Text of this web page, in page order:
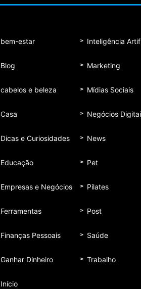
bem-estar
Blog
cabelos e beleza
Casa
Dicas e Curiosidades
Educação
Empresas e Negócios
Ferramentas
Finanças Pessoais
Ganhar Dinheiro
Início
Inteligência
Marketing
Mídias Sociais
Negócios
News
Pet
Pilates
Post
Saúde
Trabalho